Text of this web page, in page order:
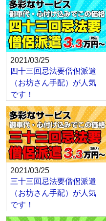
2021/03/25
四十三回忌法要僧侶派遣
（お坊さん手配）が人気
です！
2021/03/25
三十三回忌法要僧侶派遣
（お坊さん手配）が人気
です！